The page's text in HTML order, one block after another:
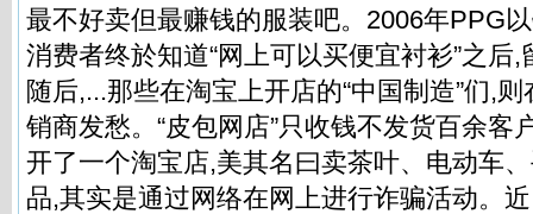
最不好卖但最赚钱的服装吧。2006年PPG
消费者终於知道“网上可以买便宜衬衫”之后
随后,...那些在淘宝上开店的“中国制造”们,
销商发愁。“皮包网店”只收钱不发货百余客
开了一个淘宝店,美其名曰卖茶叶、电动车
品,其实是通过网络在网上进行诈骗活动。近